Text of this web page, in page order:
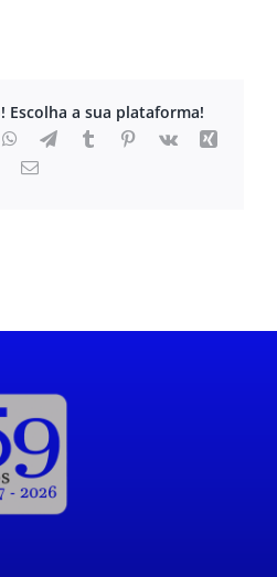
Escolha a sua plataforma!
WhatsApp
TelegramTumblrPinterest
Vk
Xing
Email